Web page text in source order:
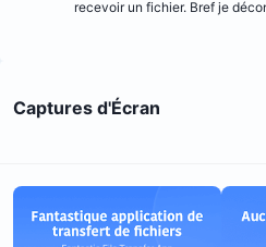
recevoir un fichier. Bref je
Captures d'Écran